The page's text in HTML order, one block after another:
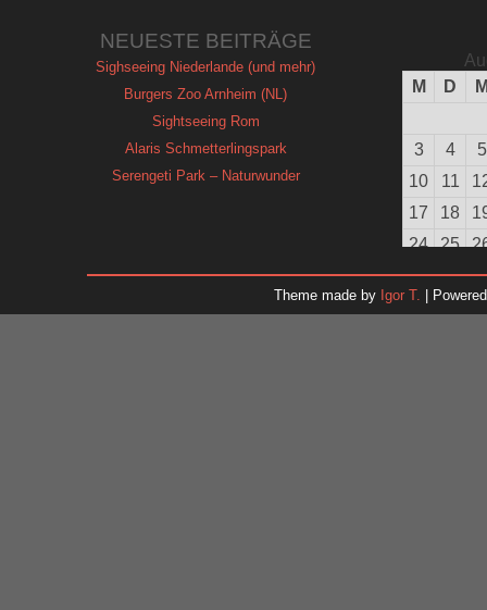
NEUESTE BEITRÄGE
Sighseeing Niederlande (und mehr)
Burgers Zoo Arnheim (NL)
Sightseeing Rom
Alaris Schmetterlingspark
Serengeti Park – Naturwunder
M
D
3 4
5
10
11
17
18
24
25
31
Theme made by Igor T. |